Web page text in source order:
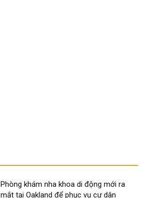
Phòng khám nha khoa di động mới ra
mắt tại Oakland để phục vụ cư dân